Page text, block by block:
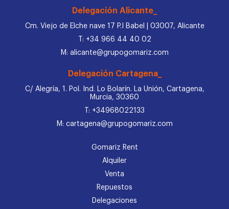
Delegación Alicante_
Cm. Viejo de Elche nave 17 P.I Babel | 03007, Alicante
T: +34 966 44 40 02
M: alicante@grupogomariz.com
Delegación Cartagena_
C/ Alegría, 1. Pol. Ind. Lo Bolarín. La Unión, Cartagena,
Murcia, 30360
T: +34968022133
M: cartagena@grupogomariz.com
Gomariz Rent
Alquiler
Venta
Repuestos
Delegaciones